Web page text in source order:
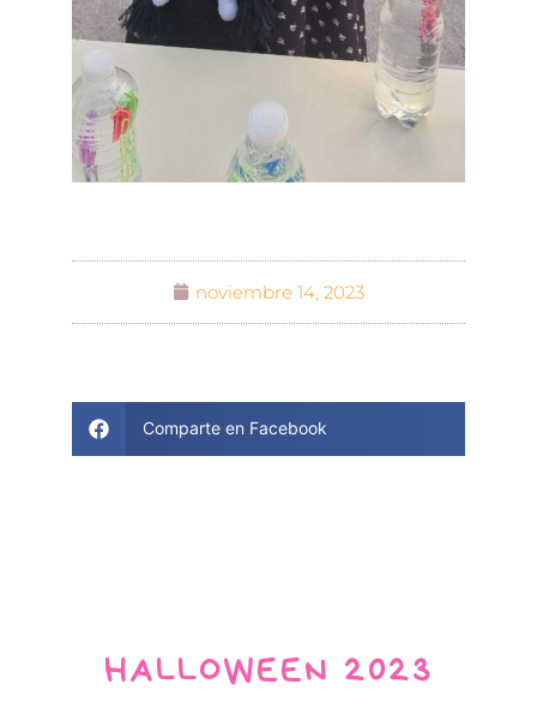
noviembre 14, 2023
Comparte en Facebook
HALLOWEEN 2023